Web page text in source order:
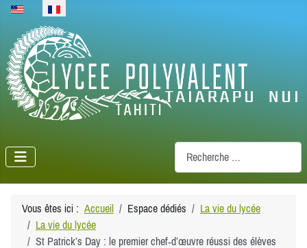
Sélectionnez votre langue
Vous êtes ici : Accueil Espace dédiés
La vie du lycée
La vie du lycée
St Patrick’s Day : le premier chef‑d’œuvre réussi des élèves